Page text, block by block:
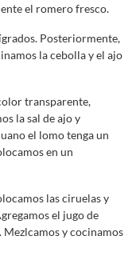
el romero fresco.
Posteriormente,
la cebolla y el ajo
transparente,
la sal de ajo y
el lomo tenga un
en un
las ciruelas y
el jugo de
y cocinamos